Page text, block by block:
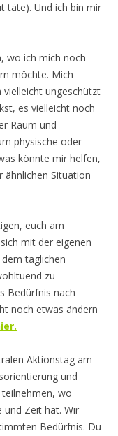
täte). Und ich bin mir
wo ich mich noch
möchte. Mich
ungeschützt
es vielleicht noch
Raum und
physische oder
könnte mir helfen,
ähnlichen Situation
euch am
mit der eigenen
täglichen
zu
Bedürfnis nach
noch etwas ändern
Aktionstag am
und
wo
Zeit hat. Wir
Bedürfnis. Du